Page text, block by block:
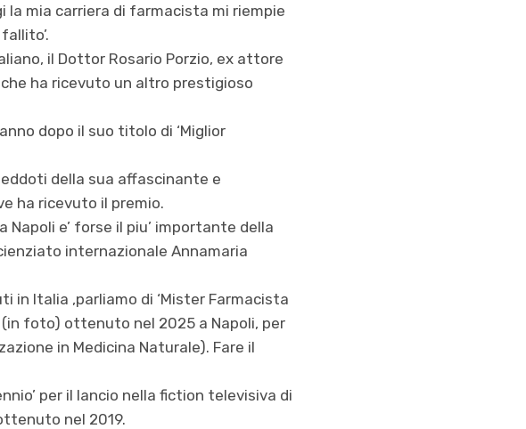
la mia carriera di farmacista mi riempie
il Dottor Rosario Porzio, ex attore
ha ricevuto un altro prestigioso
dopo il suo titolo di ‘Miglior
della sua affascinante e
ha ricevuto il premio.
Napoli e’ forse il piu’ importante della
internazionale Annamaria
in Italia ,parliamo di ‘Mister Farmacista
(in foto) ottenuto nel 2025 a Napoli, per
in Medicina Naturale). Fare il
per il lancio nella fiction televisiva di
nel 2019.